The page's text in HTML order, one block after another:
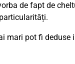
de fapt de
mari pot fi